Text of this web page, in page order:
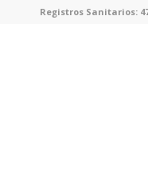
Registros Sanitarios: 47-